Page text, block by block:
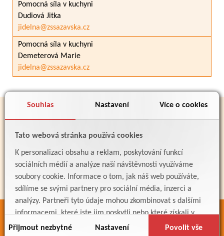
Souhlas Nastavení Více o cookies
Tato webová stránka používá cookies
K personalizaci obsahu a reklam, poskytování funkcí
sociálních médií a analýze naší návštěvnosti využíváme
soubory cookie. Informace o tom, jak náš web používáte,
sdílíme se svými partnery pro sociální média, inzerci a
analýzy. Partneři tyto údaje mohou zkombinovat s dalšími
informacemi, které jste jim poskytli nebo které získali v
důsledku toho, že používáte jejich služby.
Přijmout nezbytné Nastavení Povolit vše
Pomocná síla v kuchyni
Dudiová Jitka
jidelna@zssazavska.cz
Pomocná síla v kuchyni
Demeterová Marie
jidelna@zssazavska.cz